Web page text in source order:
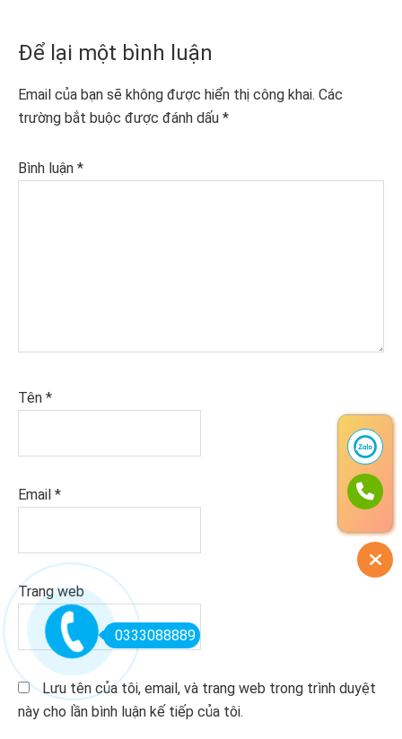
Reader
Interactions
Để lại một bình luận
Email của bạn sẽ không được hiển thị công khai. Các
trường bắt buộc được đánh dấu *
Bình luận *
Tên *
Email *
Trang web
Lưu tên của tôi, email, và trang web trong trình duyệt
này cho lần bình luận kế tiếp của tôi.
0333088889